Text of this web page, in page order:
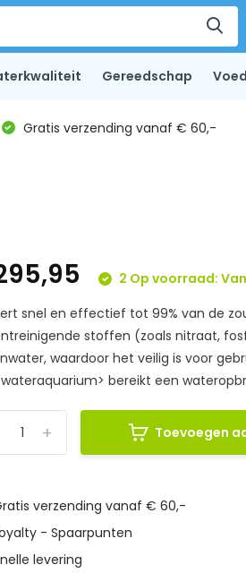
Gereedschap
Gratis verzending vanaf € 60,-
2 Op voorraad:
snel en effectief tot 99% van de
stoffen (zoals nitraat,
waardoor het veilig is voor
bereikt een
+ Toevoegen
verzending vanaf € 60,-
- Spaarpunten
levering